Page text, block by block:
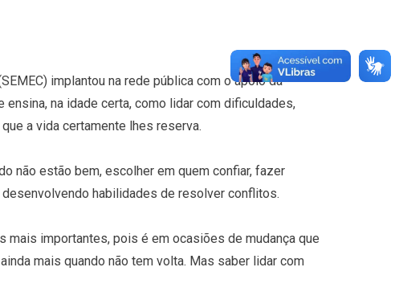
implantou na rede pública com o apoio da
ensina, na idade certa, como lidar com dificuldades,
a vida certamente lhes reserva.
não estão bem, escolher em quem confiar, fazer
habilidades de resolver conflitos.
mais importantes, pois é em ocasiões de mudança que
mais quando não tem volta. Mas saber lidar com